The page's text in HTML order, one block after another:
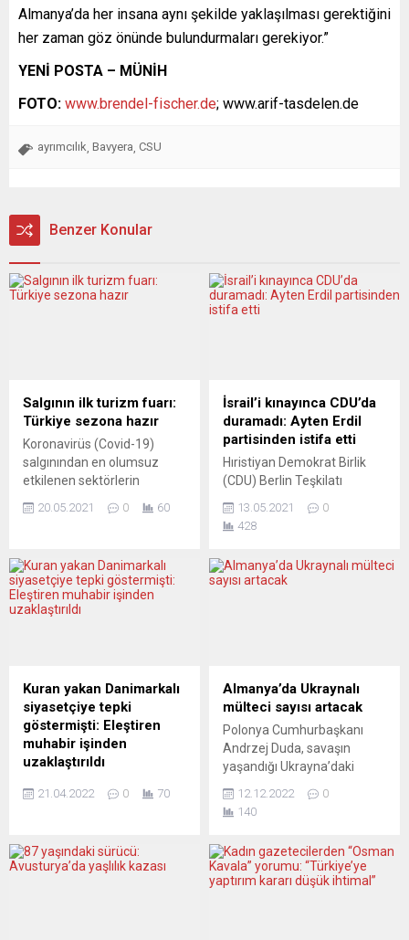
Almanya’da her insana aynı şekilde yaklaşılması gerektiğini
her zaman göz önünde bulundurmaları gerekiyor.”
YENİ POSTA – MÜNİH
FOTO: www.brendel-fischer.de; www.arif-tasdelen.de
ayrımcılık Bavyera CSU
Benzer Konular
Salgının ilk turizm fuarı:
Türkiye sezona hazır
Koronavirüs (Covid-19)
salgınından en olumsuz
etkilenen sektörlerin
bir yıl içinde uluslararası
Madrid’de yapıyor. Normal
şartlarda her yıl ocak ayı
sonunda yapılan ancak
(Fitur) kısıtlı katılımla
gerçekleşiyor. Geçen yıl 165
ülkenin geldiği Fitur’a bu...
20.05.2021 0 60
İsrail’i kınayınca CDU’da
duramadı: Ayten Erdil
partisinden istifa etti
Hıristiyan Demokrat Birlik
(CDU) Berlin Teşkilatı
Erdil, Facebook hesabından
İsrail’i eleştirince partisinden
silen Erdil, daha sonra hem
yönetim kurulu üyeliğinden
Kudüs’teki eylemleri
nedeniyle “İnsanlığa karşı
suç işlemekle“ suçlayan
Ayten Erdil, “Bu terörün...
13.05.2021
0
428
Kuran yakan Danimarkalı
siyasetçiye tepki
göstermişti: Eleştiren
muhabir işinden
uzaklaştırıldı
SVT’nin İsveçli bir muhabiri,
lideri Rasmus Paludan’ın
Kuran-ı Kerim yakma
21.04.2022 0 70
Almanya’da Ukraynalı
mülteci sayısı artacak
Polonya Cumhurbaşkanı
Andrzej Duda, savaşın
yaşandığı Ukrayna’daki
Almanya’da Ukraynalı
mültecilerin sayısının
bulundu Polonya
Cumhurbaşkanı Duda’nın
12.12.2022
0
140